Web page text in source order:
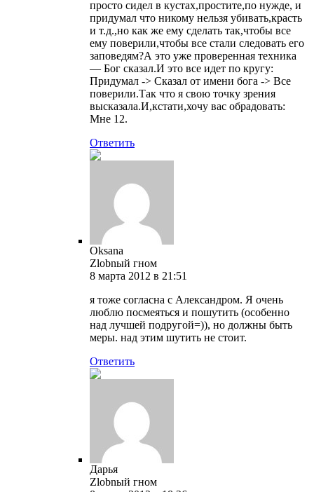
просто сидел в кустах,простите,по нужде, и
придумал что никому нельзя убивать,красть
и т.д.,но как же ему сделать так,чтобы все
ему поверили,чтобы все стали следовать его
заповедям?А это уже проверенная техника
— Бог сказал.И это все идет по кругу:
Придумал -> Сказал от имени бога -> Все
поверили.Так что я свою точку зрения
высказала.И,кстати,хочу вас обрадовать:
Мне 12.
Ответить
Oksana
Zlobnый гном
8 марта 2012 в 21:51
я тоже согласна с Александром. Я очень
люблю посмеяться и пошутить (особенно
над лучшей подругой=)), но должны быть
меры. над этим шутить не стоит.
Ответить
Дарья
Zlobnый гном